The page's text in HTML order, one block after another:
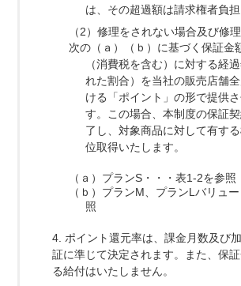
は、その超過額は請求権者負担
（2）修理をされない場合及び修
次の（ａ）（ｂ）に基づく保証金
（消費税を含む）に対する経
れた割合）を当社の販売店舗
ける「ポイント」の形で提供
す。この場合、本制度の保証
了し、対象商品に対して有す
位取得いたします。
（ａ）プランS・・・表1-2を参照
（ｂ）プランM、プランLバリュ
照
4. ポイント還元率は、課金月数及び
証に準じて決定されます。また、保
る給付はいたしません。